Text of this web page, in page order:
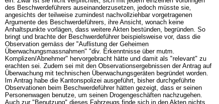
des Beschwerdeführers auseinanderzusetzen, jedoch müsste sie,
angesichts der teilweise zumindest nachvollziehbar vorgetragenen
Argumente des Beschwerdeführers, ihre Ansicht, wonach keine
Anhaltspunkte vorlägen, dass weitere Akten bestünden, begründen. So
bringt und brachte der Beschwerdeführer beispielsweise vor, dass die
Observation gemäss der "Auflistung der Geheimen
Überwachungsmassnahmen" "div. Erkenntnisse über mutm.
Komplizen/Abnehmer" hervorgebracht hätte und damit als "relevant" zu
erachten sei. Zudem sei mit den Observationsergebnissen der Antrag auf
Überwachung mit technischen Überwachungsgeräten begründet worden.
Im Antrag habe die Kantonspolizei ausgeführt, bisher durchgeführte
Observationen beim Beschwerdeführer hätten gezeigt, dass er seinen
Personenwagen benutze, um seinen Drogengeschäften nachzugehen.
Auch zur "Benutzung" dieses Fahrzeugs finde sich in den Akten nichts